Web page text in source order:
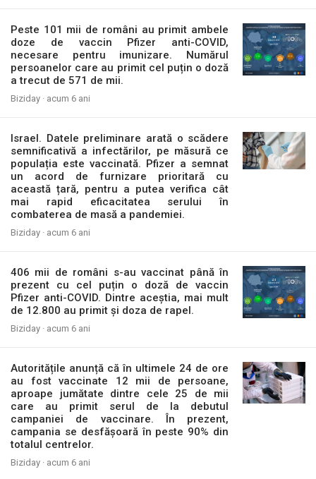
Peste 101 mii de români au primit ambele
doze de vaccin Pfizer anti-COVID,
necesare pentru imunizare. Numărul
persoanelor care au primit cel puțin o doză
a trecut de 571 de mii.
Biziday · acum 6 ani
Israel. Datele preliminare arată o scădere
semnificativă a infectărilor, pe măsură ce
populația este vaccinată. Pfizer a semnat
un acord de furnizare prioritară cu
această țară, pentru a putea verifica cât
mai rapid eficacitatea serului în
combaterea de masă a pandemiei.
Biziday · acum 6 ani
406 mii de români s-au vaccinat până în
prezent cu cel puțin o doză de vaccin
Pfizer anti-COVID. Dintre aceștia, mai mult
de 12.800 au primit și doza de rapel.
Biziday · acum 6 ani
Autoritățile anunță că în ultimele 24 de ore
au fost vaccinate 12 mii de persoane,
aproape jumătate dintre cele 25 de mii
care au primit serul de la debutul
campaniei de vaccinare. În prezent,
campania se desfășoară în peste 90% din
totalul centrelor.
Biziday · acum 6 ani